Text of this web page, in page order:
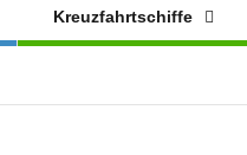
Kreuzfahrtschiffe